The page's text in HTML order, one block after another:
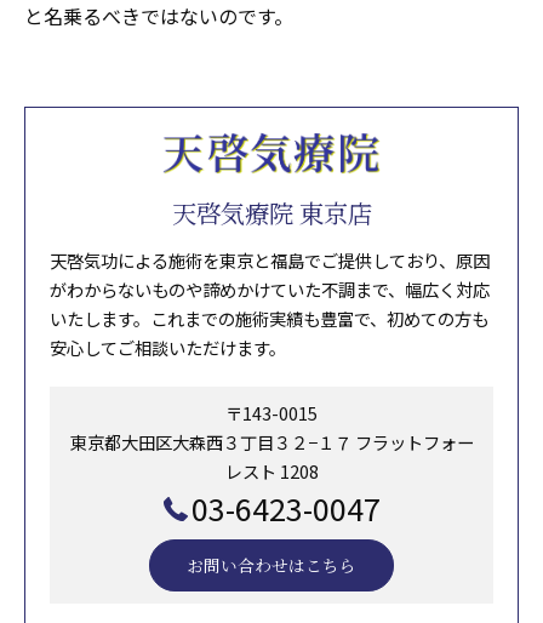
と名乗るべきではないのです。
天啓気療院 東京店
天啓気功による施術を東京と福島でご提供しており、原因
がわからないものや諦めかけていた不調まで、幅広く対応
いたします。これまでの施術実績も豊富で、初めての方も
安心してご相談いただけます。
〒143-0015
東京都大田区大森西３丁目３２−１７ フラットフォー
レスト 1208
03-6423-0047
お問い合わせはこちら